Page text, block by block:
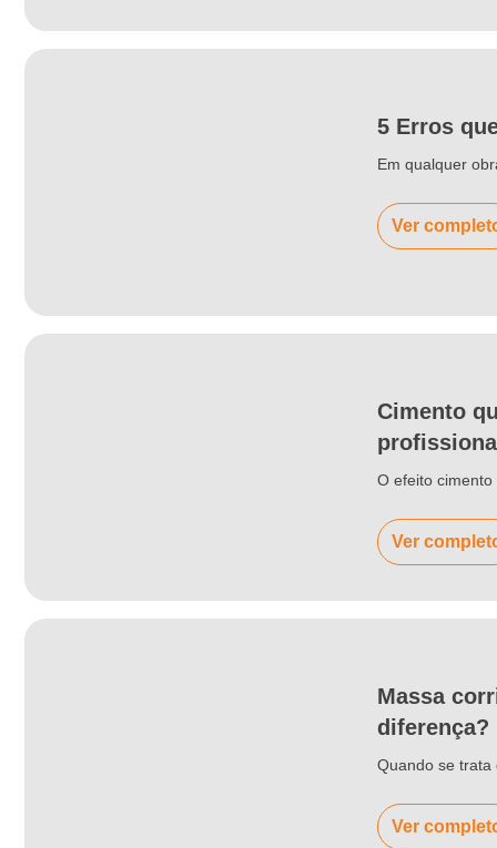
5 Erros
Em qualquer
Ver
Cimento
O efeito
Ver
Massa
diferença?
Quando se trata
Ver